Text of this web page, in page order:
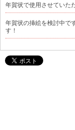
年賀状で使用させていた
年賀状の挿絵を検討中で
す！